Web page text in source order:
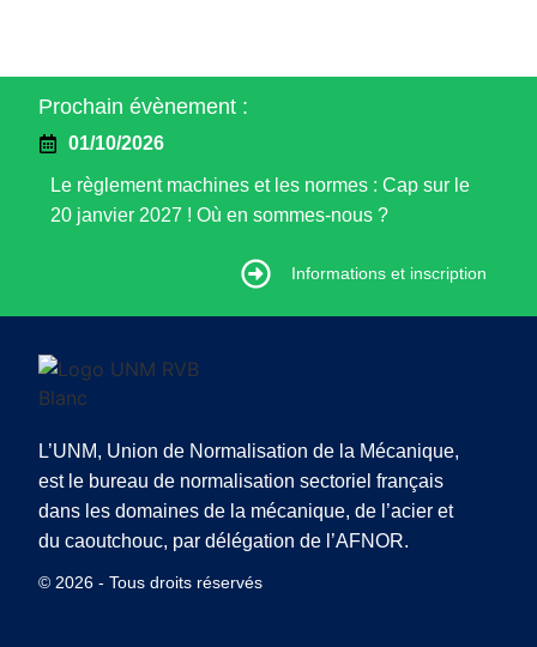
Prochain évènement :
01/10/2026
Le règlement machines et les normes : Cap sur le
20 janvier 2027 ! Où en sommes-nous ?
Informations et inscription
L’UNM, Union de Normalisation de la Mécanique,
est le bureau de normalisation sectoriel français
dans les domaines de la mécanique, de l’acier et
du caoutchouc, par délégation de l’AFNOR.
© 2026 - Tous droits réservés